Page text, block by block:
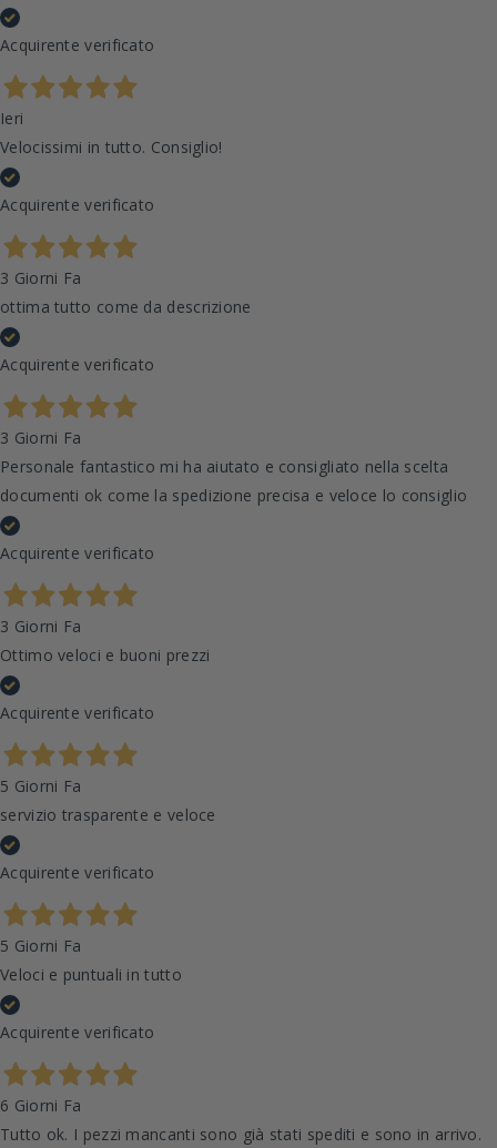
Acquirente verificato
Ieri
Velocissimi in tutto. Consiglio!
Acquirente verificato
3 Giorni Fa
ottima tutto come da descrizione
Acquirente verificato
3 Giorni Fa
Personale fantastico mi ha aiutato e consigliato nella scelta
documenti ok come la spedizione precisa e veloce lo consiglio
Acquirente verificato
3 Giorni Fa
Ottimo veloci e buoni prezzi
Acquirente verificato
5 Giorni Fa
servizio trasparente e veloce
Acquirente verificato
5 Giorni Fa
Veloci e puntuali in tutto
Acquirente verificato
6 Giorni Fa
Tutto ok. I pezzi mancanti sono già stati spediti e sono in arrivo.